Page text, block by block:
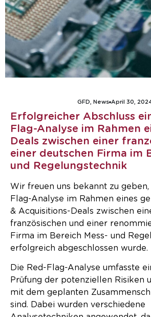
GFD News April 30,
Erfolgreicher Abschluss
Flag-Analyse im Rahmen
Deals zwischen einer
einer deutschen Firma im
und Regelungstechnik
Wir freuen uns bekannt zu geben,
Flag-Analyse im Rahmen eines
& Acquisitions-Deals zwischen
französischen und einer
Firma im Bereich Mess- und
erfolgreich abgeschlossen wurde.
Die Red-Flag-Analyse umfasste
Prüfung der potenziellen Risiken
mit dem geplanten
sind. Dabei wurden verschiedene